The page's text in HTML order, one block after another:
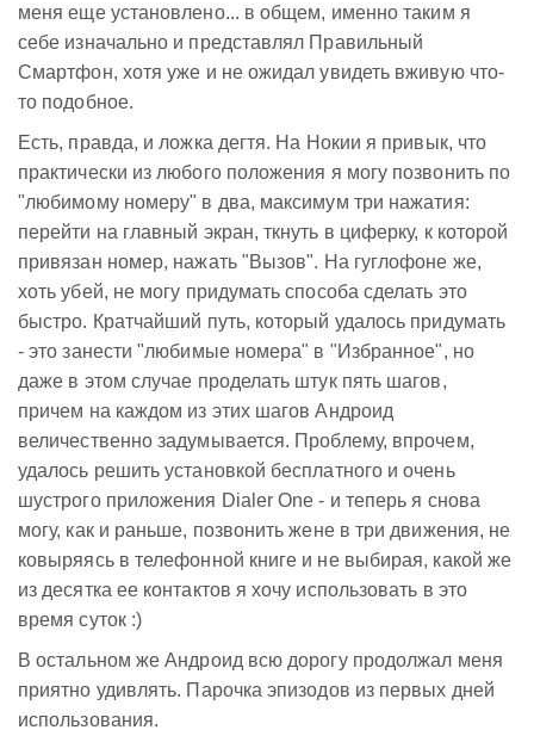
меня еще установлено... в общем, именно таким я
себе изначально и представлял Правильный
Смартфон, хотя уже и не ожидал увидеть вживую что-
то подобное.
Есть, правда, и ложка дегтя. На Нокии я привык, что
практически из любого положения я могу позвонить по
"любимому номеру" в два, максимум три нажатия:
перейти на главный экран, ткнуть в циферку, к которой
привязан номер, нажать "Вызов". На гуглофоне же,
хоть убей, не могу придумать способа сделать это
быстро. Кратчайший путь, который удалось придумать
- это занести "любимые номера" в "Избранное", но
даже в этом случае проделать штук пять шагов,
причем на каждом из этих шагов Андроид
величественно задумывается. Проблему, впрочем,
удалось решить установкой бесплатного и очень
шустрого приложения Dialer One - и теперь я снова
могу, как и раньше, позвонить жене в три движения, не
ковыряясь в телефонной книге и не выбирая, какой же
из десятка ее контактов я хочу использовать в это
время суток :)
В остальном же Андроид всю дорогу продолжал меня
приятно удивлять. Парочка эпизодов из первых дней
использования.